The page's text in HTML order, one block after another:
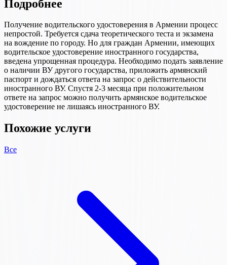
Подробнее
Получение водительского удостоверения в Армении процесс
непростой. Требуется сдача теоретического теста и экзамена
на вождение по городу. Но для граждан Армении, имеющих
водительское удостоверение иностранного государства,
введена упрощенная процедура. Необходимо подать заявление
о наличии ВУ другого государства, приложить армянский
паспорт и дождаться ответа на запрос о действительности
иностранного ВУ. Спустя 2-3 месяца при положительном
ответе на запрос можно получить армянское водительское
удостоверение не лишаясь иностранного ВУ.
Похожие услуги
Все